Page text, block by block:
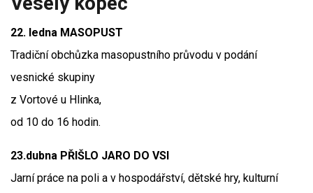
22. ledna MASOPUST
Tradiční obchůzka masopustního průvodu v podání
vesnické skupiny
z Vortové u Hlinka,
od 10 do 16 hodin.
23.dubna PŘIŠLO JARO DO VSI
Jarní práce na poli a v hospodářství, dětské hry, kulturní